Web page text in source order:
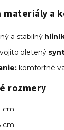
a
a stabilný hliník
pletený
komfortné
rozmery
cm
cm